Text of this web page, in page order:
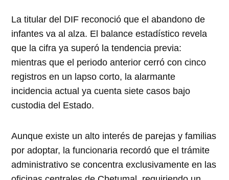
La titular del DIF reconoció que el abandono de
infantes va al alza. El balance estadístico revela
que la cifra ya superó la tendencia previa:
mientras que el periodo anterior cerró con cinco
registros en un lapso corto, la alarmante
incidencia actual ya cuenta siete casos bajo
custodia del Estado.
Aunque existe un alto interés de parejas y familias
por adoptar, la funcionaria recordó que el trámite
administrativo se concentra exclusivamente en las